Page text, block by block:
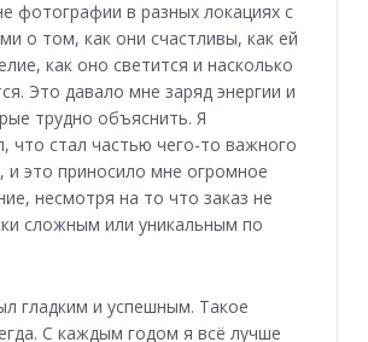
фотографии в разных локациях с
о том, как они счастливы, как ей
как оно светится и насколько
Это давало мне заряд энергии и
трудно объяснить. Я
что стал частью чего-то важного
и это приносило мне огромное
несмотря на то что заказ не
сложным или уникальным по
гладким и успешным. Такое
С каждым годом я всё лучше